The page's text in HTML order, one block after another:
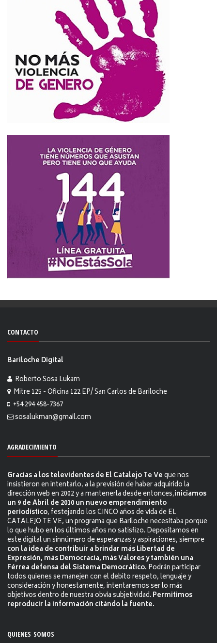
CONTACTO
Bariloche Digital
Roberto Sosa Lukam
Mitre 125 - Oficina 122 EP/ San Carlos de Bariloche
+54 294 458-7367
sosalukman@gmail.com
AGRADECIMIENTO
Gracias a los televidentes de El Catalejo Te Veque nos
insistieron en intentarlo, a la previsión de haber adquirido la
dirección web en 2002 y a mantenerla desde entonces,iniciamos
un 9 de Abril de 2010 un nuevo emprendimiento
periodístico, festejando los CINCO años de vida de EL
CATALEJO TE VE, un programa que Bariloche necesitaba porque
lo que hubo en los últimos años no satisfizo. Depositamos en
este digital un sinnúmero de esperanzas y aspiraciones, siempre
con la idea de contribuir a brindar más Libertad de
Expresión, más Democracia, más Valores y también una
Férrea defensa del Sistema Democrático. Podrán participar
todos quienes se manejen con el debito respeto, lenguaje y
consideración y honestamente, intentaremos ser lo más
objetivos dentro de nuestra obvia subjetividad. Permitimos
reproducir la información citándo la fuente.
QUIENES SOMOS